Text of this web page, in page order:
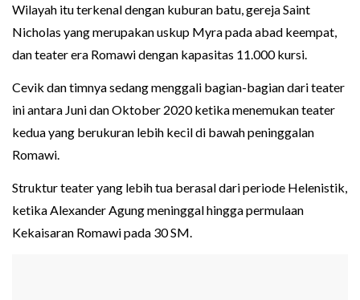
Wilayah itu terkenal dengan kuburan batu, gereja Saint
Nicholas yang merupakan uskup Myra pada abad keempat,
dan teater era Romawi dengan kapasitas 11.000 kursi.
Cevik dan timnya sedang menggali bagian-bagian dari teater
ini antara Juni dan Oktober 2020 ketika menemukan teater
kedua yang berukuran lebih kecil di bawah peninggalan
Romawi.
Struktur teater yang lebih tua berasal dari periode Helenistik,
ketika Alexander Agung meninggal hingga permulaan
Kekaisaran Romawi pada 30 SM.